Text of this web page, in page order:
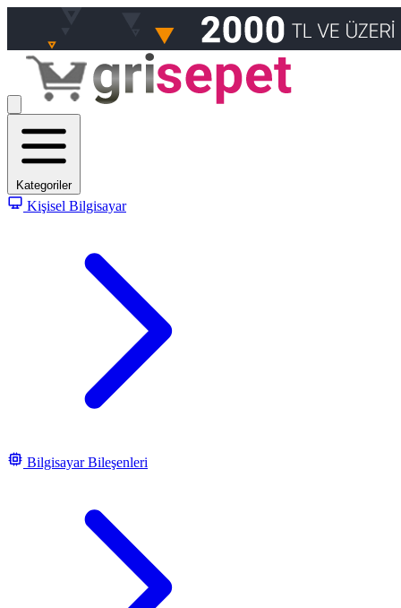
Kategoriler
Kişisel Bilgisayar
Bilgisayar Bileşenleri